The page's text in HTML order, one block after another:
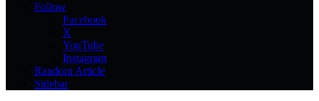
Follow
Facebook
X
YouTube
Instagram
Random Article
Sidebar